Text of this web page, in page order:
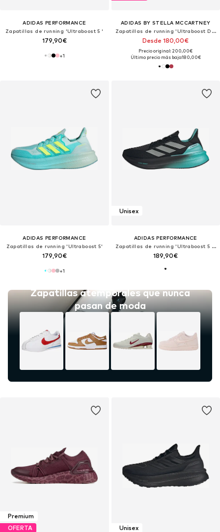
ADIDAS PERFORMANCE
Zapatillas de running 'Ultraboost 5 '
179,90€
+1
ADIDAS BY STELLA MCCARTNEY
Zapatillas de running 'Ultraboost DNA'
Desde 180,00€
Precio original: 200,00€
Último precio más bajo:180,00€
ADIDAS PERFORMANCE
Zapatillas de running 'Ultraboost 5'
179,90€
+1
Zapatillas atemporales que nunca
pasan de moda
Unisex
ADIDAS PERFORMANCE
Zapatillas de running 'Ultraboost 5 Mercedes AMG Petronas F1 Team'
189,90€
Premium
OFERTA
Unisex